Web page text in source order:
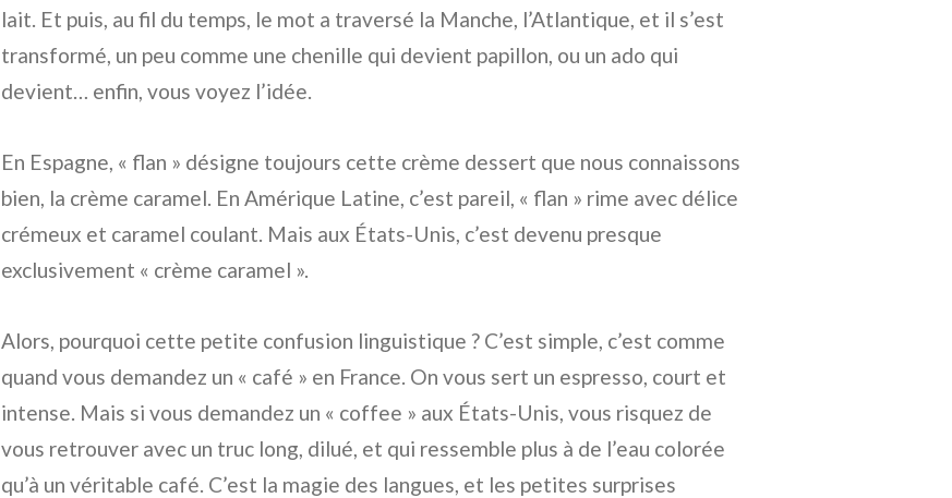
lait. Et puis, au fil du temps, le mot a traversé la Manche, l’Atlantique, et il s’est
transformé, un peu comme une chenille qui devient papillon, ou un ado qui
devient… enfin, vous voyez l’idée.
En Espagne, « flan » désigne toujours cette crème dessert que nous connaissons
bien, la crème caramel. En Amérique Latine, c’est pareil, « flan » rime avec délice
crémeux et caramel coulant. Mais aux États-Unis, c’est devenu presque
exclusivement « crème caramel ».
Alors, pourquoi cette petite confusion linguistique ? C’est simple, c’est comme
quand vous demandez un « café » en France. On vous sert un espresso, court et
intense. Mais si vous demandez un « coffee » aux États-Unis, vous risquez de
vous retrouver avec un truc long, dilué, et qui ressemble plus à de l’eau colorée
qu’à un véritable café. C’est la magie des langues, et les petites surprises